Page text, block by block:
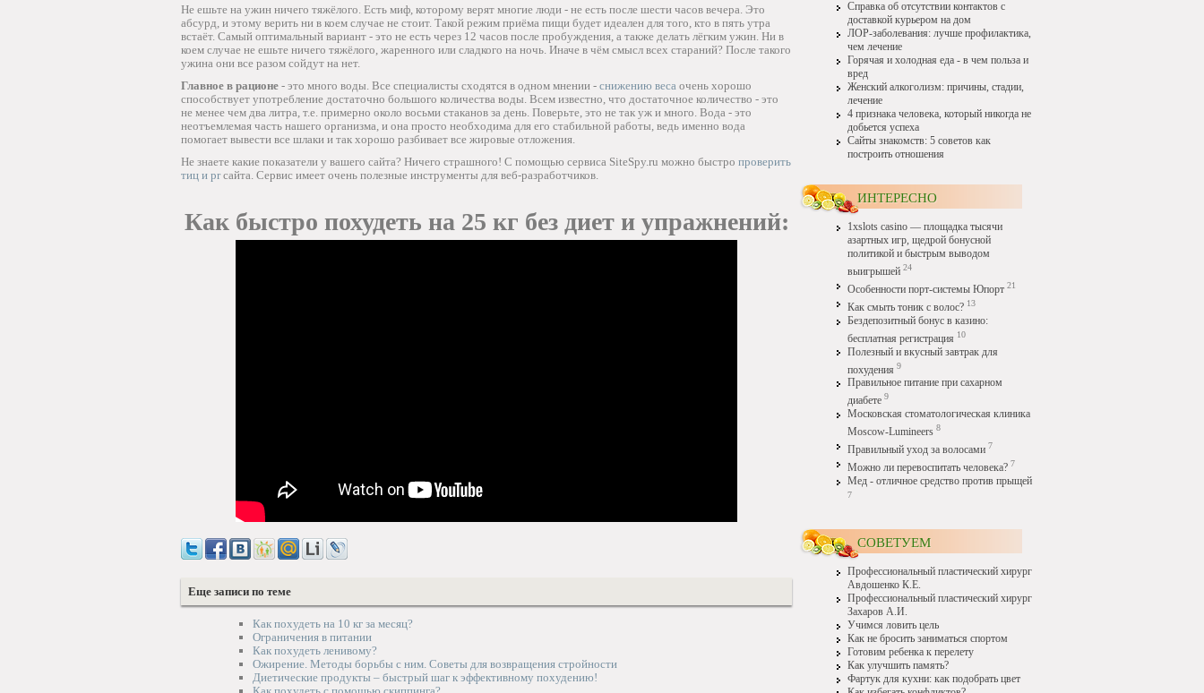
Не ешьте на ужин ничего тяжёлого. Есть миф, которому верят многие люди - не есть после шести часов вечера. Это
абсурд, и этому верить ни в коем случае не стоит. Такой режим приёма пищи будет идеален для того, кто в пять утра
встаёт. Самый оптимальный вариант - это не есть через 12 часов после пробуждения, а также делать лёгким ужин. Ни в
коем случае не ешьте ничего тяжёлого, жаренного или сладкого на ночь. Иначе в чём смысл всех стараний? После такого
ужина они все разом сойдут на нет.
Главное в рационе - это много воды. Все специалисты сходятся в одном мнении - снижению веса очень хорошо
способствует употребление достаточно большого количества воды. Всем известно, что достаточное количество - это
не менее чем два литра, т.е. примерно около восьми стаканов за день. Поверьте, это не так уж и много. Вода - это
неотъемлемая часть нашего организма, и она просто необходима для его стабильной работы, ведь именно вода
помогает вывести все шлаки и так хорошо разбивает все жировые отложения.
Не знаете какие показатели у вашего сайта? Ничего страшного! С помощью сервиса SiteSpy.ru можно быстро проверить
тиц и prсайта. Сервис имеет очень полезные инструменты для веб-разработчиков.
Как быстро похудеть на 25 кг без диет и упражнений:
Еще записи по теме
Как похудеть на 10 кг за месяц?
Ограничения в питании
Как похудеть ленивому?
Ожирение. Методы борьбы с ним. Советы для возвращения стройности
Диетические продукты – быстрый шаг к эффективному похудению!
Справка об отсутствии контактов с
доставкой курьером на дом
ЛОР-заболевания: лучше профилактика,
чем лечение
Горячая и холодная еда - в чем польза и
вред
Женский алкоголизм: причины, стадии,
лечение
4 признака человека, который никогда не
добьется успеха
Сайты знакомств: 5 советов как
построить отношения
ИНТЕРЕСНО
1xslots casino — площадка тысячи
азартных игр, щедрой бонусной
политикой и быстрым выводом
выигрышей 24
Особенности порт-системы Юпорт 21
Как смыть тоник с волос? 13
Бездепозитный бонус в казино:
бесплатная регистрация 10
Полезный и вкусный завтрак для
похудения 9
Правильное питание при сахарном
диабете 9
Московская стоматологическая клиника
Moscow-Lumineers 8
Правильный уход за волосами 7
Можно ли перевоспитать человека? 7
Мед - отличное средство против прыщей
7
СОВЕТУЕМ
Профессиональный пластический хирург
Авдошенко К.Е.
Профессиональный пластический хирург
Захаров А.И.
Учимся ловить цель
Как не бросить заниматься спортом
Готовим ребенка к перелету
Как улучшить память?
Фартук для кухни: как подобрать цвет